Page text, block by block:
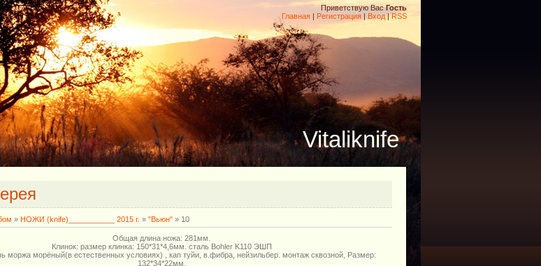
Приветствую Вас Гость
Главная | Регистрация | Вход|RSS
Vitaliknife
» НОЖИ (knife)___________ 2015 г. » "Вьюн" » 10
Общая длина ножа: 281мм.
Клинок: размер клинка: 150*31*4,6мм. сталь Bohler K110 ЭШП
моржа морёный(в естественных условиях) , кап туйи, в.фибра, нейзильбер. монтаж сквозной, Размер:
132*34*22мм.